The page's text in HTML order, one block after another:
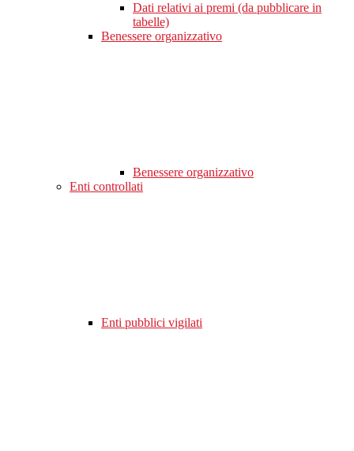
Dati relativi ai premi (da pubblicare in
tabelle)
Benessere organizzativo
Benessere organizzativo
Enti controllati
Enti pubblici vigilati